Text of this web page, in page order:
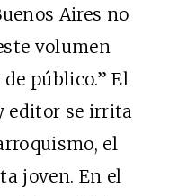
Aires no
volumen
público.” El
editor se irrita
el
joven. En el